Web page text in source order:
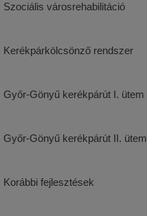
Szociális városrehabilitáció
Kerékpárkölcsönző rendszer
Győr-Gönyű kerékpárút I. ütem
Győr-Gönyű kerékpárút II. ütem
Korábbi fejlesztések